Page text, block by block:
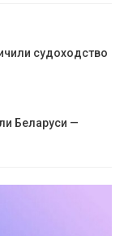
судоходство
Беларуси —